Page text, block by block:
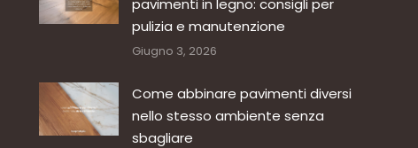
pulizia e manutenzione
Giugno 3, 2026
Come abbinare pavimenti diversi
nello stesso ambiente senza
sbagliare